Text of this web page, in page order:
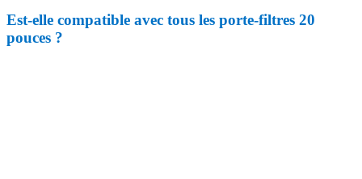
Est-elle compatible avec tous les porte-filtres 20
pouces ?